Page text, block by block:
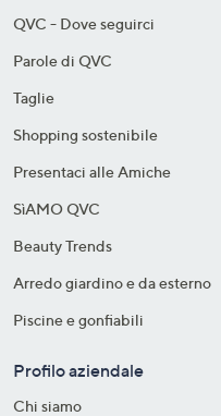
QVC - Dove seguirci
Parole di QVC
Taglie
Shopping sostenibile​
Presentaci alle Amiche
SìAMO QVC
Beauty Trends
Arredo giardino e da esterno
Piscine e gonfiabili
Profilo aziendale
Chi siamo